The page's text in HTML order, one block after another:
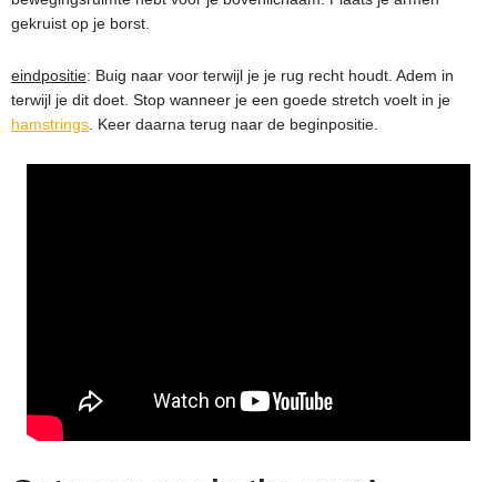
gekruist op je borst.
eindpositie: Buig naar voor terwijl je je rug recht houdt. Adem in
terwijl je dit doet. Stop wanneer je een goede stretch voelt in je
hamstrings . Keer daarna terug naar de beginpositie.